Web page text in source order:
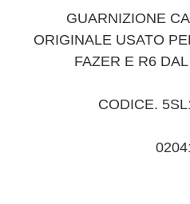
GUARNIZIONE
ORIGINALE USATO
FAZER E R6
CODICE.